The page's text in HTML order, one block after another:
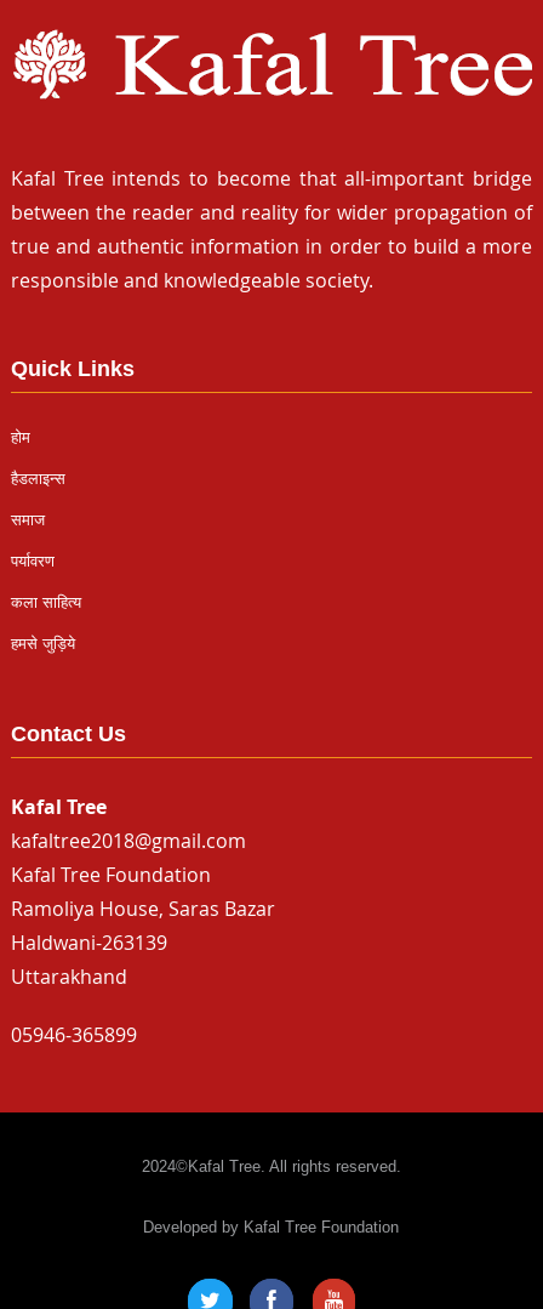
Kafal Tree intends to become that all-important bridge
between the reader and reality for wider propagation of
true and authentic information in order to build a more
responsible and knowledgeable society.
Quick Links
होम
हैडलाइन्स
समाज
पर्यावरण
कला साहित्य
हमसे जुड़िये
Contact Us
Kafal Tree
kafaltree2018@gmail.com
Kafal Tree Foundation
Ramoliya House, Saras Bazar
Haldwani-263139
Uttarakhand
05946-365899
2024©Kafal Tree. All rights reserved.
Developed by Kafal Tree Foundation